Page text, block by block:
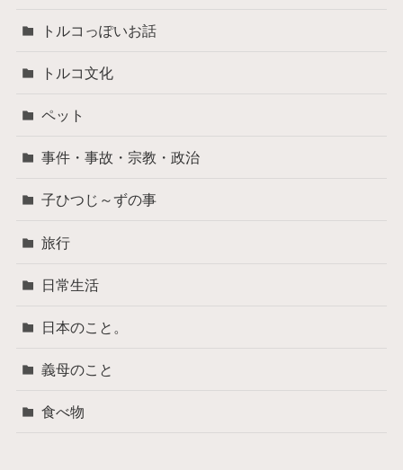
トルコっぽいお話
トルコ文化
ペット
事件・事故・宗教・政治
子ひつじ～ずの事
旅行
日常生活
日本のこと。
義母のこと
食べ物